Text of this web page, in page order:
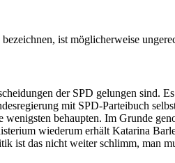
ist möglicherweise
der SPD gelungen sind.
mit SPD-Parteibuch
behaupten. Im Grunde
wiederum erhält Katarina
ist das nicht weiter schlimm, man